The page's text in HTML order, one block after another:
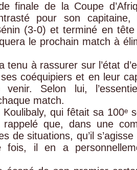
finale de la Coupe
pour son capitaine,
(3-0) et terminé en
le prochain match à
à rassurer sur l’état
coéquipiers et en leur
Selon lui,
match.
qui fêtait sa 100ᵉ
que, dans une
de situations, qu’il
fois, il en a